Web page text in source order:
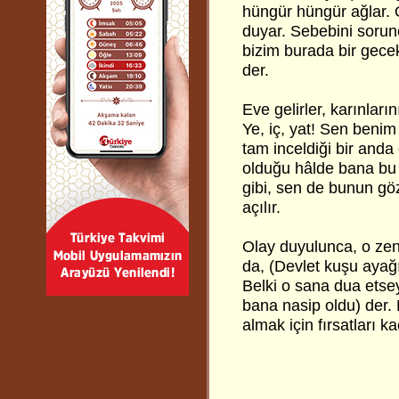
hüngür hüngür ağlar.
duyar. Sebebini
bizim burada bir
der.
Eve gelirler,
Ye, iç, yat! Sen
tam inceldiği bir
olduğu hâlde bana bu
gibi, sen de bunun
açılır.
Olay duyulunca, o
da, (Devlet kuşu
Belki o sana dua
bana nasip oldu) der.
almak için fırsatları